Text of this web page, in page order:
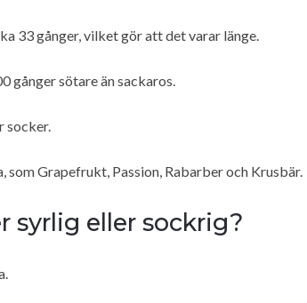
33 gånger, vilket gör att det varar länge.
gånger sötare än sackaros.
socker.
Grapefrukt, Passion, Rabarber och Krusbär.
syrlig eller sockrig?